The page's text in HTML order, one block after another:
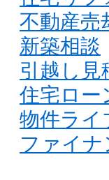
不動産売
新築相談
引越し見
住宅ロー
物件ライ
ファイ